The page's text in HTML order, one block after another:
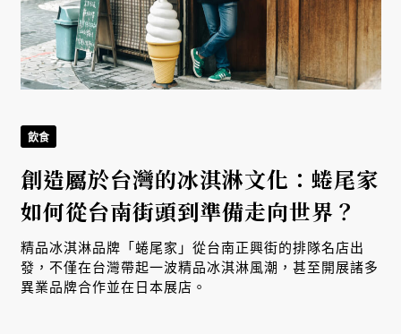
飲食
創造屬於台灣的冰淇淋文化：蜷尾家
如何從台南街頭到準備走向世界？
精品冰淇淋品牌「蜷尾家」從台南正興街的排隊名店出
發，不僅在台灣帶起一波精品冰淇淋風潮，甚至開展諸多
異業品牌合作並在日本展店。